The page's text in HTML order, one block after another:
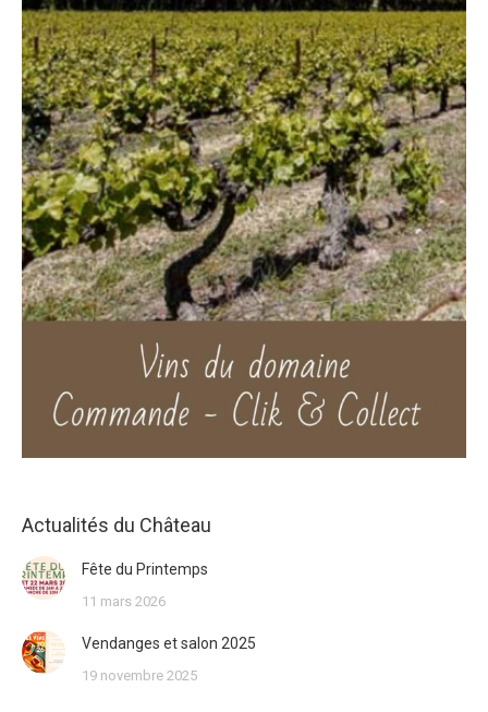
Actualités du Château
Fête du Printemps
11 mars 2026
Vendanges et salon 2025
19 novembre 2025